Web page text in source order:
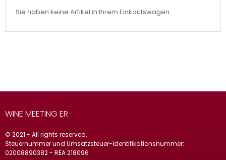
Sie haben keine Artikel in Ihrem Einkaufswagen.
WINE MEETING ER
© 2021 - All rights reserved.
Steuernummer und Umsatzsteuer-Identifikationsnummer:
02008890382 - REA 218096